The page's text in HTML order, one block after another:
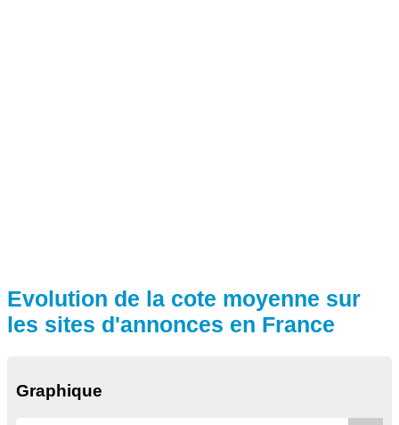
Evolution de la cote moyenne sur
les sites d'annonces en France
Graphique